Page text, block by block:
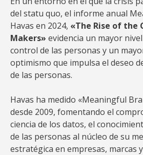
del statu quo, el informe anual
Havas en 2024, «The Rise of the
Makers» evidencia un mayor
control de las personas y un
optimismo que impulsa el deseo
de las personas.
Havas ha medido «Meaningful
desde 2009, fomentando el
ciencia de los datos, el
de las personas al núcleo de su
estratégica en empresas, marcas